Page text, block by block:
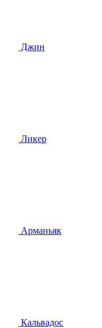
Джин
Ликер
Арманьяк
Кальвадос